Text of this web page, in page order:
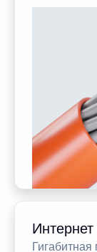
Гигабитная